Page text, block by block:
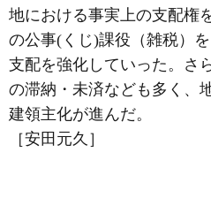
地における事実上の支配権
の公事(くじ)課役（雑税）
支配を強化していった。さ
の滞納・未済なども多く、
建領主化が進んだ。
［安田元久］